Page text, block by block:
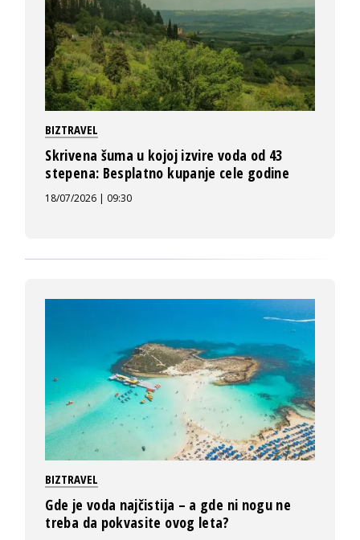
BIZTRAVEL
Skrivena šuma u kojoj izvire voda od 43
stepena: Besplatno kupanje cele godine
18/07/2026 | 09:30
BIZTRAVEL
Gde je voda najčistija – a gde ni nogu ne
treba da pokvasite ovog leta?